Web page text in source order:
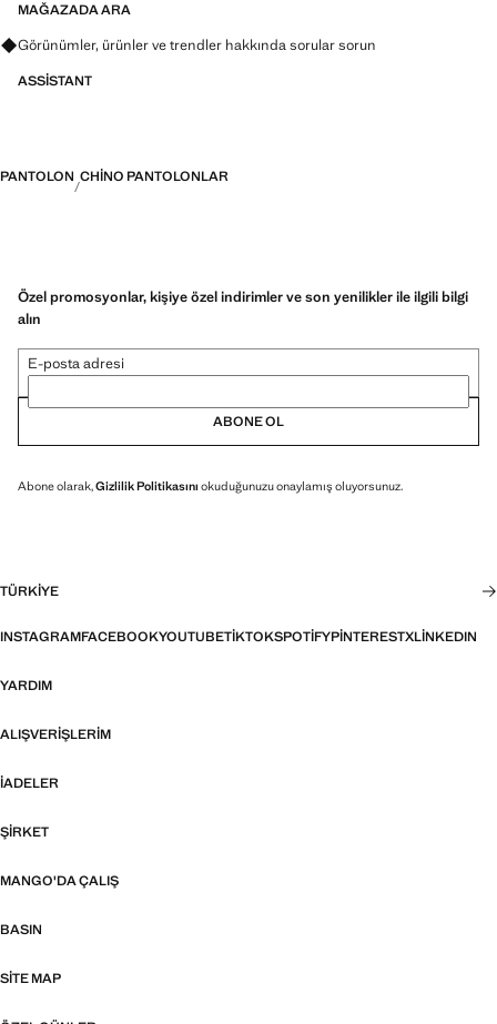
MAĞAZADA ARA
Görünümler, ürünler ve trendler hakkında sorular sorun
ASSISTANT
PANTOLON CHINO PANTOLONLAR
Özel promosyonlar, kişiye özel indirimler ve son yenilikler ile ilgili bilgi
alın
E-posta adresi
ABONE OL
Abone olarak,Gizlilik Politikasını okuduğunuzu onaylamış oluyorsunuz.
TÜRKIYE
INSTAGRAMFACEBOOKYOUTUBETIKTOKSPOTIFYPINTERESTXLINKEDIN
YARDIM
ALIŞVERIŞLERIM
İADELER
ŞIRKET
MANGO'DA ÇALIŞ
BASIN
SITE MAP